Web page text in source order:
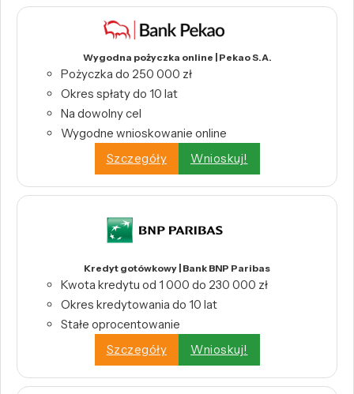
Wygodna pożyczka online | Pekao S.A.
Pożyczka do 250 000 zł
Okres spłaty do 10 lat
Na dowolny cel
Wygodne wnioskowanie online
Szczegóły
Wnioskuj!
Kredyt gotówkowy | Bank BNP Paribas
Kwota kredytu od 1 000 do 230 000 zł
Okres kredytowania do 10 lat
Stałe oprocentowanie
Szczegóły
Wnioskuj!